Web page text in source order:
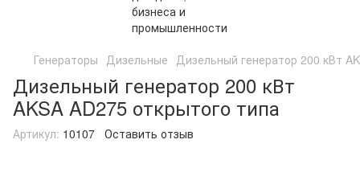
Генераторы Дизельные Дизельный генератор 200 кВт
Дизельный генератор 200 кВт
AKSA AD275 открытого типа
Артикул: 10107 Оставить отзыв